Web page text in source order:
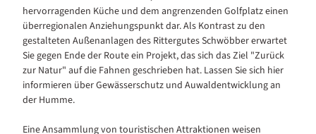
hervorragenden Küche und dem angrenzenden Golfplatz einen
überregionalen Anziehungspunkt dar. Als Kontrast zu den
gestalteten Außenanlagen des Rittergutes Schwöbber erwartet
Sie gegen Ende der Route ein Projekt, das sich das Ziel "Zurück
zur Natur" auf die Fahnen geschrieben hat. Lassen Sie sich hier
informieren über Gewässerschutz und Auwaldentwicklung an
der Humme.
Eine Ansammlung von touristischen Attraktionen weisen